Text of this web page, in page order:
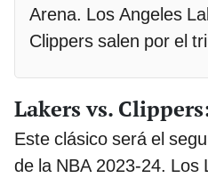
Arena. Los Angeles
Clippers salen por el
Lakers vs.
Este clásico será el
de la NBA 2023-24. Los